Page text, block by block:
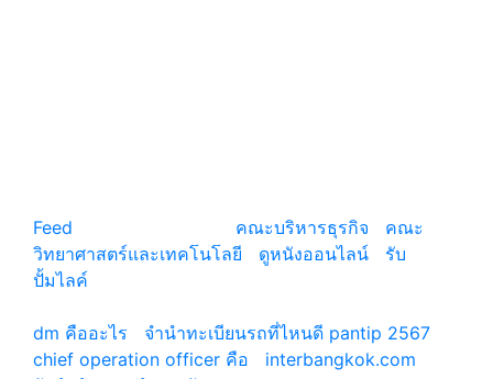
Feed
คณะบริหารธุรกิจ
คณะ
วิทยาศาสตร์และเทคโนโลยี
ดูหนังออนไลน์
รับ
ปั้มไลค์
dm คืออะไร
จํานําทะเบียนรถที่ไหนดี pantip 2567
chief operation officer คือ
interbangkok.com